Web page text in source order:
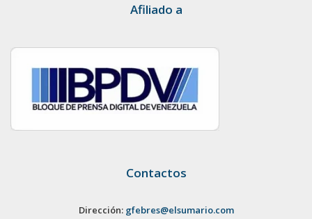
Afiliado a
Contactos
Dirección: gfebres@elsumario.com